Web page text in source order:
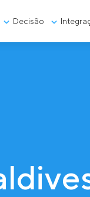
Decisão